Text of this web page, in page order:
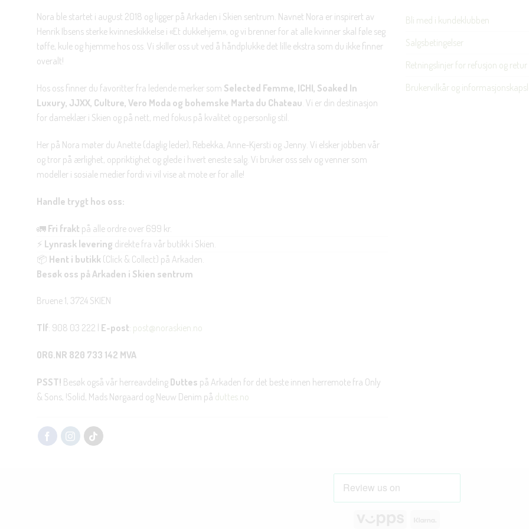
Nora ble startet i august 2018 og ligger på Arkaden i Skien sentrum. Navnet Nora er inspirert av
Henrik Ibsens sterke kvinneskikkelse i «Et dukkehjem», og vi brenner for at alle kvinner skal føle seg
tøffe, kule og hjemme hos oss. Vi skiller oss ut ved å håndplukke det lille ekstra som du ikke finner
overalt!
Hos oss finner du favoritter fra ledende merker som Selected Femme, ICHI, Soaked In
Luxury, JJXX, Culture, Vero Moda og bohemske Marta du Chateau. Vi er din destinasjon
for dameklær i Skien og på nett, med fokus på kvalitet og personlig stil.
Her på Nora møter du Anette (daglig leder), Rebekka, Anne-Kjersti og Jenny. Vi elsker jobben vår
og tror på ærlighet, oppriktighet og glede i hvert eneste salg. Vi bruker oss selv og venner som
modeller i sosiale medier fordi vi vil vise at mote er for alle!
Handle trygt hos oss:
🚛 Fri frakt på alle ordre over 699 kr.
⚡ Lynrask levering direkte fra vår butikk i Skien.
📦 Hent i butikk (Click & Collect) på Arkaden.
Besøk oss på Arkaden i Skien sentrum
Bruene 1, 3724 SKIEN
Tlf: 908 03 222 | E-post: post@noraskien.no
ORG.NR 820 733 142 MVA
PSST! Besøk også vår herreavdeling Duttes på Arkaden for det beste innen herremote fra Only
& Sons, !Solid, Mads Nørgaard og Neuw Denim på duttes.no
Bli med i kundeklubben
Salgsbetingelser
Retningslinjer for refusjon og retur
Brukervilkår og